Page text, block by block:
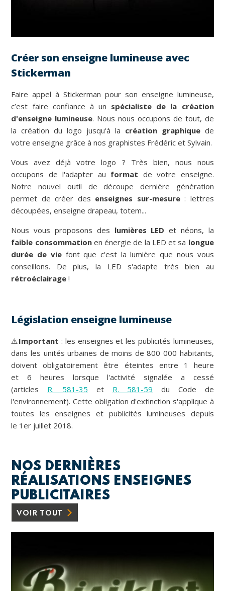
Créer son enseigne lumineuse avec
Stickerman
Faire appel à Stickerman pour son enseigne lumineuse,
c’est faire confiance à un spécialiste de la création
d'enseigne lumineuse. Nous nous occupons de tout, de
la création du logo jusqu'à la création graphiquede
votre enseigne grâce à nos graphistes Frédéric et Sylvain.
Vous avez déjà votre logo ? Très bien, nous nous
occupons de l'adapter au format de votre enseigne.
Notre nouvel outil de découpe dernière génération
permet de créer des enseignes sur-mesure: lettres
découpées, enseigne drapeau, totem...
Nous vous proposons des lumières LED et néons, la
faible consommationen énergie de la LED et sa longue
durée de viefont que c'est la lumière que nous vous
conseillons. De plus, la LED s'adapte très bien au
rétroéclairage!
Législation enseigne lumineuse
⚠️Important : les enseignes et les publicités lumineuses,
dans les unités urbaines de moins de 800 000 habitants,
doivent obligatoirement être éteintes entre 1 heure
et 6 heures lorsque l'activité signalée a cessé
(articles R. 581-35 et R. 581-59 du Code de
l'environnement). Cette obligation d'extinction s'applique à
toutes les enseignes et publicités lumineuses depuis
le 1er juillet 2018.
NOS DERNIÈRES
RÉALISATIONS ENSEIGNES
PUBLICITAIRES
VOIR TOUT